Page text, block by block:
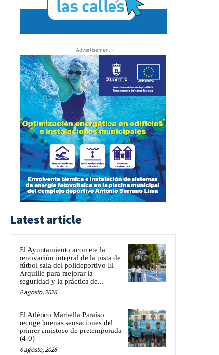
- Advertisement -
Latest article
El Ayuntamiento acomete la
renovación integral de la pista de
fútbol sala del polideportivo El
Arquillo para mejorar la
seguridad y la práctica de...
6 agosto, 2026
El Atlético Marbella Paraíso
recoge buenas sensaciones del
primer amistoso de pretemporada
(4-0)
6 agosto, 2026